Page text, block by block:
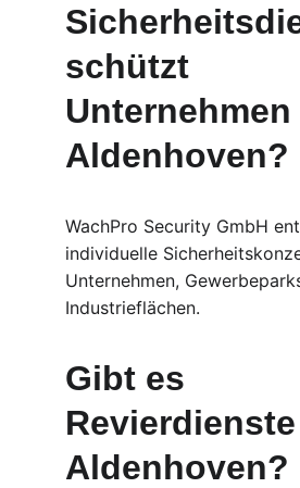
schützt
Unternehmen
Aldenhoven?
WachPro Security GmbH
individuelle
Unternehmen,
Industrieflächen.
Gibt es
Aldenhoven?